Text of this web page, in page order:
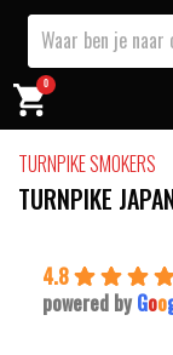
0
TURNPIKE SMOKERS
TURNPIKE
4.8
powered by Goo